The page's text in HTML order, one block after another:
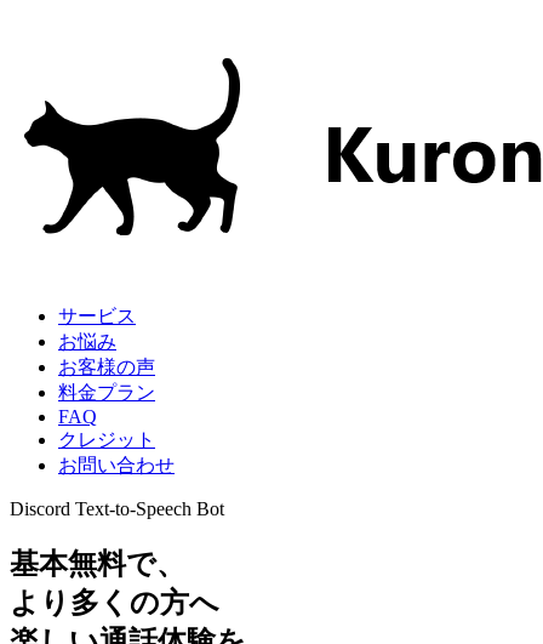
サービス
お悩み
お客様の声
料金プラン
FAQ
クレジット
お問い合わせ
Discord Text-to-Speech Bot
基本無料で、
より多くの方へ